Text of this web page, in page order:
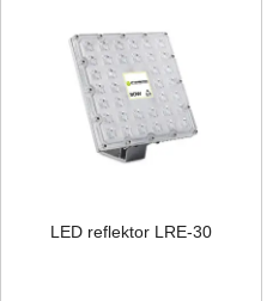
LED reflektor LRE-⁠30